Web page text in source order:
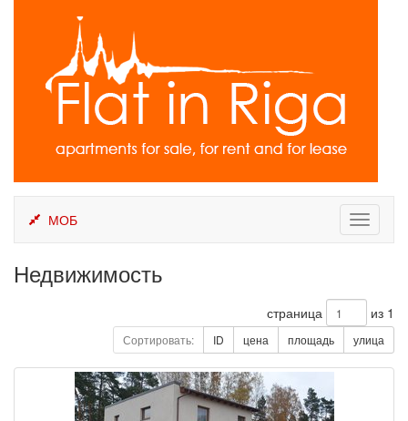
Toggle
МОБ
Недвижимость
страница из 1
Сортировать: ID цена площадь улица